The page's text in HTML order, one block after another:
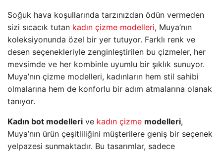
Soğuk hava koşullarında tarzınızdan ödün vermeden
sizi sıcacık tutan kadın çizme modelleri, Muya’nın
koleksiyonunda özel bir yer tutuyor. Farklı renk ve
desen seçenekleriyle zenginleştirilen bu çizmeler, her
mevsimde ve her kombinle uyumlu bir şıklık sunuyor.
Muya’nın çizme modelleri, kadınların hem stil sahibi
olmalarına hem de konforlu bir adım atmalarına olanak
tanıyor.
Kadın bot modelleri ve kadın çizme modelleri,
Muya’nın ürün çeşitliliğini müşterilere geniş bir seçenek
yelpazesi sunmaktadır. Bu tasarımlar, sadece